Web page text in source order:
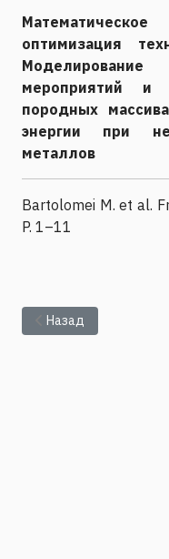
оптимизация
мероприятий и
породных
энергии при
металлов
Bartolomei M. et al.
P. 1–11
Предыдущий:
Назад